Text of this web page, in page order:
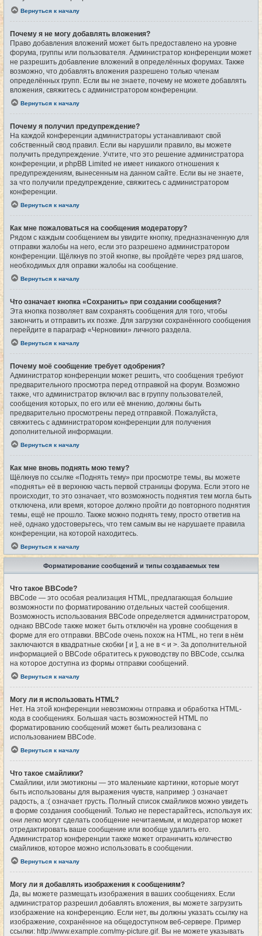
Вернуться к началу
Почему я не могу добавлять вложения?
Право добавления вложений может быть предоставлено на уровне
форума, группы или пользователя. Администратор конференции может
не разрешить добавление вложений в определённых форумах. Также
возможно, что добавлять вложения разрешено только членам
определённых групп. Если вы не знаете, почему не можете добавлять
вложения, свяжитесь с администратором конференции.
Вернуться к началу
Почему я получил предупреждение?
На каждой конференции администраторы устанавливают свой
собственный свод правил. Если вы нарушили правило, вы можете
получить предупреждение. Учтите, что это решение администратора
конференции, и phpBB Limited не имеет никакого отношения к
предупреждениям, вынесенным на данном сайте. Если вы не знаете,
за что получили предупреждение, свяжитесь с администратором
конференции.
Вернуться к началу
Как мне пожаловаться на сообщения модератору?
Рядом с каждым сообщением вы увидите кнопку, предназначенную для
отправки жалобы на него, если это разрешено администратором
конференции. Щёлкнув по этой кнопке, вы пройдёте через ряд шагов,
необходимых для оправки жалобы на сообщение.
Вернуться к началу
Что означает кнопка «Сохранить» при создании сообщения?
Эта кнопка позволяет вам сохранять сообщения для того, чтобы
закончить и отправить их позже. Для загрузки сохранённого сообщения
перейдите в параграф «Черновики» личного раздела.
Вернуться к началу
Почему моё сообщение требует одобрения?
Администратор конференции может решить, что сообщения требуют
предварительного просмотра перед отправкой на форум. Возможно
также, что администратор включил вас в группу пользователей,
сообщения которых, по его или её мнению, должны быть
предварительно просмотрены перед отправкой. Пожалуйста,
свяжитесь с администратором конференции для получения
дополнительной информации.
Вернуться к началу
Как мне вновь поднять мою тему?
Щёлкнув по ссылке «Поднять тему» при просмотре темы, вы можете
«поднять» её в верхнюю часть первой страницы форума. Если этого не
происходит, то это означает, что возможность поднятия тем могла быть
отключена, или время, которое должно пройти до повторного поднятия
темы, ещё не прошло. Также можно поднять тему, просто ответив на
неё, однако удостоверьтесь, что тем самым вы не нарушаете правила
конференции, на которой находитесь.
Вернуться к началу
Форматирование сообщений и типы создаваемых тем
Что такое BBCode?
BBCode — это особая реализация HTML, предлагающая большие
возможности по форматированию отдельных частей сообщения.
Возможность использования BBCode определяется администратором,
однако BBCode также может быть отключён на уровне сообщения в
форме для его отправки. BBCode очень похож на HTML, но теги в нём
заключаются в квадратные скобки [ и ], а не в < и >. За дополнительной
информацией о BBCode обратитесь к руководству по BBCode, ссылка
на которое доступна из формы отправки сообщений.
Вернуться к началу
Могу ли я использовать HTML?
Нет. На этой конференции невозможны отправка и обработка HTML-
кода в сообщениях. Большая часть возможностей HTML по
форматированию сообщений может быть реализована с
использованием BBCode.
Вернуться к началу
Что такое смайлики?
Смайлики, или эмотиконы — это маленькие картинки, которые могут
быть использованы для выражения чувств, например :) означает
радость, а :( означает грусть. Полный список смайликов можно увидеть
в форме создания сообщений. Только не перестарайтесь, используя их:
они легко могут сделать сообщение нечитаемым, и модератор может
отредактировать ваше сообщение или вообще удалить его.
Администратор конференции также может ограничить количество
смайликов, которое можно использовать в сообщении.
Вернуться к началу
Могу ли я добавлять изображения к сообщениям?
Да, вы можете размещать изображения в ваших сообщениях. Если
администратор разрешил добавлять вложения, вы можете загрузить
изображение на конференцию. Если нет, вы должны указать ссылку на
изображение, сохранённое на общедоступном веб-сервере. Пример
ссылки: http://www.example.com/my-picture.gif. Вы не можете указывать